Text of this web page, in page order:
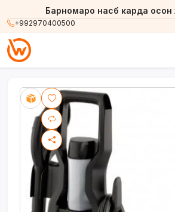
+992970400500
Барномаро насб карда осон